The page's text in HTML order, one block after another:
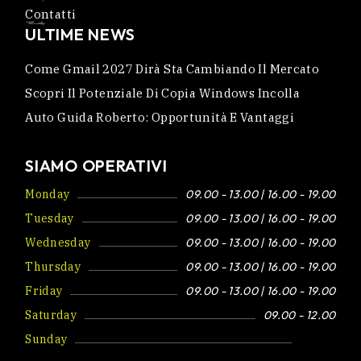
Contatti
ULTIME NEWS
Come Gmail 2027 Dirà Sta Cambiando Il Mercato
Scopri Il Potenziale Di Copia Windows Incolla
Auto Guida Roberto: Opportunità E Vantaggi
SIAMO OPERATIVI
Monday
09.00 - 13.00 | 16.00 - 19.00
Tuesday
09.00 - 13.00 | 16.00 - 19.00
Wednesday
09.00 - 13.00 | 16.00 - 19.00
Thursday
09.00 - 13.00 | 16.00 - 19.00
Friday
09.00 - 13.00 | 16.00 - 19.00
Saturday
09.00 - 12.00
Sunday